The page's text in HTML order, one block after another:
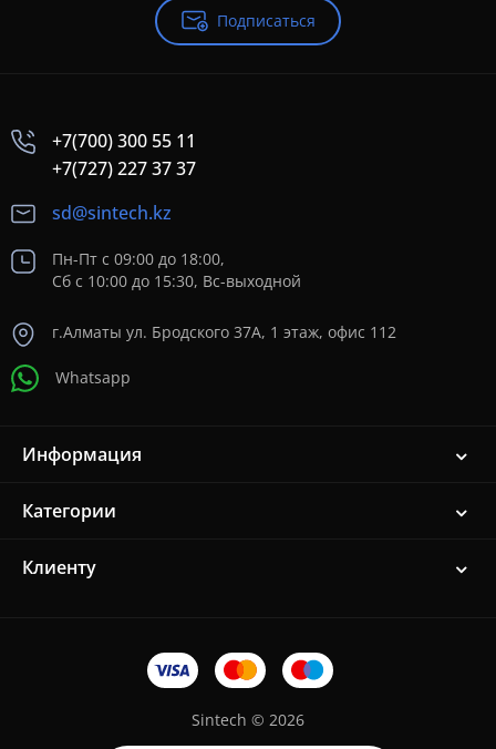
Подписаться
+7(700) 300 55 11
+7(727) 227 37 37
sd@sintech.kz
Пн-Пт с 09:00 до 18:00,
Сб с 10:00 до 15:30, Вс-выходной
г.Алматы ул. Бродского 37A, 1 этаж, офис 112
Whatsapp
Информация
Категории
Клиенту
Sintech © 2026